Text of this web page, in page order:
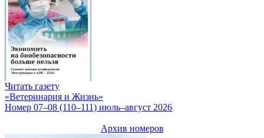
Читать газету
«Ветеринария и Жизнь»
Номер 07–08 (110–111) июль–август 2026
Архив номеров